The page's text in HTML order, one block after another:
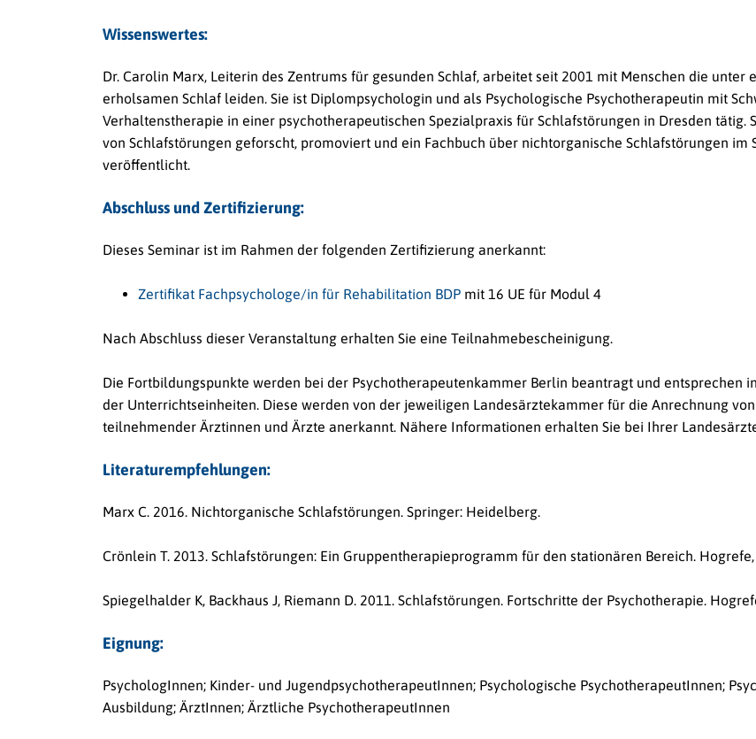
Wissenswertes:
Dr. Carolin Marx, Leiterin des Zentrums für gesunden Schlaf, arbeitet seit 2001 mit Menschen die unter
erholsamen Schlaf leiden. Sie ist Diplompsychologin und als Psychologische Psychotherapeutin mit
Verhaltenstherapie in einer psychotherapeutischen Spezialpraxis für Schlafstörungen in Dresden tätig.
von Schlafstörungen geforscht, promoviert und ein Fachbuch über nichtorganische Schlafstörungen im
veröffentlicht.
Abschluss und Zertifizierung:
Dieses Seminar ist im Rahmen der folgenden Zertifizierung anerkannt:
Zertifikat Fachpsychologe/in für Rehabilitation BDP mit 16 UE für Modul 4
Nach Abschluss dieser Veranstaltung erhalten Sie eine Teilnahmebescheinigung.
Die Fortbildungspunkte werden bei der Psychotherapeutenkammer Berlin beantragt und entsprechen
der Unterrichtseinheiten. Diese werden von der jeweiligen Landesärztekammer für die Anrechnung von
teilnehmender Ärztinnen und Ärzte anerkannt. Nähere Informationen erhalten Sie bei Ihrer
Literaturempfehlungen:
Marx C. 2016. Nichtorganische Schlafstörungen. Springer: Heidelberg.
Crönlein T. 2013. Schlafstörungen: Ein Gruppentherapieprogramm für den stationären Bereich.
Spiegelhalder K, Backhaus J, Riemann D. 2011. Schlafstörungen. Fortschritte der Psychotherapie.
Eignung:
PsychologInnen; Kinder- und JugendpsychotherapeutInnen; Psychologische PsychotherapeutInnen;
Ausbildung; ÄrztInnen; Ärztliche PsychotherapeutInnen